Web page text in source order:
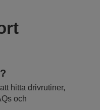
hitta drivrutiner,
och